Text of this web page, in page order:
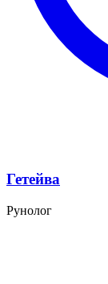
Гетейва
Рунолог